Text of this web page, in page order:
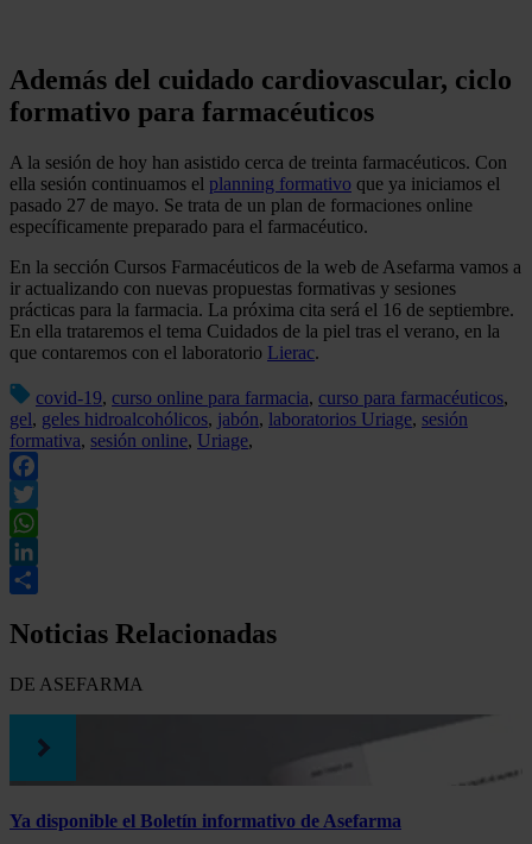
Además del cuidado cardiovascular, ciclo
formativo para farmacéuticos
A la sesión de hoy han asistido cerca de treinta farmacéuticos. Con
ella sesión continuamos el planning formativo que ya iniciamos el
pasado 27 de mayo. Se trata de un plan de formaciones online
específicamente preparado para el farmacéutico.
En la sección Cursos Farmacéuticos de la web de Asefarma vamos a
ir actualizando con nuevas propuestas formativas y sesiones
prácticas para la farmacia. La próxima cita será el 16 de septiembre.
En ella trataremos el tema Cuidados de la piel tras el verano, en la
que contaremos con el laboratorio Lierac.
covid-19, curso online para farmacia, curso para farmacéuticos,
gel, geles hidroalcohólicos, jabón, laboratorios Uriage, sesión
formativa, sesión online, Uriage,
Facebook
Twitter
WhatsApp
LinkedIn
Noticias Relacionadas
DE ASEFARMA
Ya disponible el Boletín informativo de Asefarma